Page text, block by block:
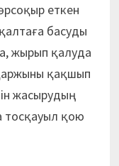
еткен
басуды
жырып қалуда
қақшып
жасырудың
тосқауыл қою